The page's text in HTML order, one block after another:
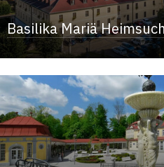
Basilika Mariä